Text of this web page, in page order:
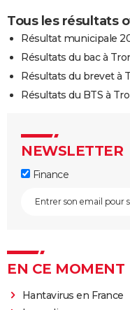
Tous les résultats
Résultat municipale
Résultats du bac à
Résultats du brevet à
Résultats du BTS à
NEWSLETTER
Finance
EN CE MOMENT
Hantavirus en France